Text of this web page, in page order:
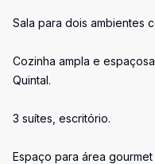
Sala para dois ambientes
Cozinha ampla e
Quintal.
3 suítes, escritório.
Espaço para área